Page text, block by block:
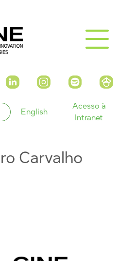
English
Acesso à
Intranet
Carvalho